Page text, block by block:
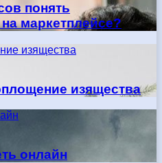
понять
маркетплейсе?
изящества
изящества
онлайн